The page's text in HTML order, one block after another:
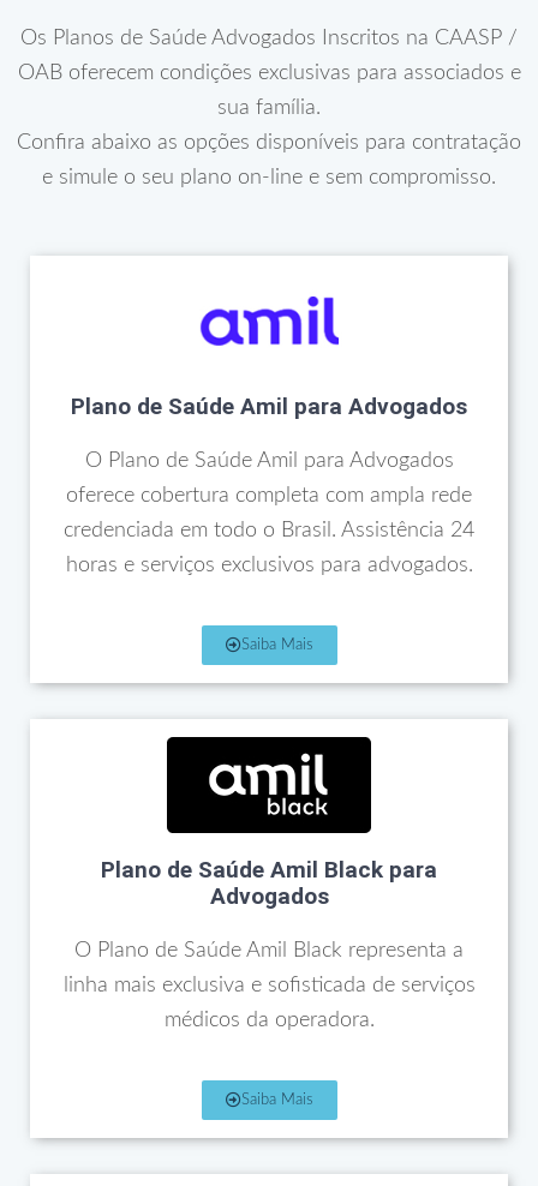
Os Planos de Saúde Advogados Inscritos na CAASP /
OAB oferecem condições exclusivas para associados e
sua família.
Confira abaixo as opções disponíveis para contratação
e simule o seu plano on-line e sem compromisso.
Plano de Saúde Amil para Advogados
O Plano de Saúde Amil para Advogados
oferece cobertura completa com ampla rede
credenciada em todo o Brasil. Assistência 24
horas e serviços exclusivos para advogados.
Saiba Mais
Plano de Saúde Amil Black para
Advogados
O Plano de Saúde Amil Black representa a
linha mais exclusiva e sofisticada de serviços
médicos da operadora.
Saiba Mais